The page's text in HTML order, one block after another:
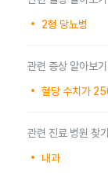
2형 당뇨병
관련 증상 알아보기
혈당 수치가
관련 진료 병원 찾
내과